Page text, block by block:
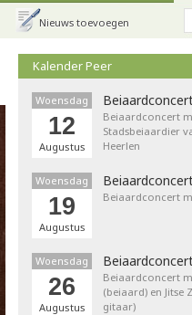
Nieuws toevoegen
Kalender Peer
Woensdag
12
Augustus
Beiaardconcert
Stadsbeiaardier
Heerlen
Woensdag
19
Augustus
Beiaardconcert
Woensdag
26
Augustus
Beiaardconcert
(beiaard) en Jitse
gitaar)